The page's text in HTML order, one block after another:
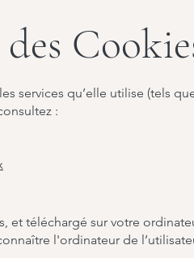
services qu’elle utilise (tels
:
téléchargé sur votre
l'ordinateur de